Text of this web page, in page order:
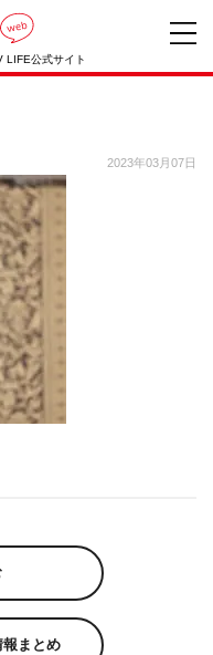
LIFE公式サイト
2023年03月07日
まとめ